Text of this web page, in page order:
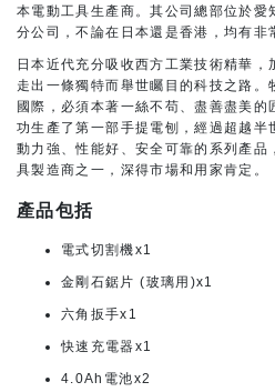
本電動工具生產商。其公司總部位於愛
分公司，不論在日本還是香港，均有非
日本近代充分吸收西方工業技術精華
走出一條獨特而舉世矚目的科技之路。
國際，必須本著一絲不苟、盡善盡美
功生產了第一部手提電刨，經過超越半
動力強、性能好、安全可靠的系列產品
具製造商之一，深得市場和用家肯定。
產品包括
電式切割機x1
金剛石鋸片 (玻璃用)x1
六角扳手x1
快速充電器x1
4.0Ah電池x2